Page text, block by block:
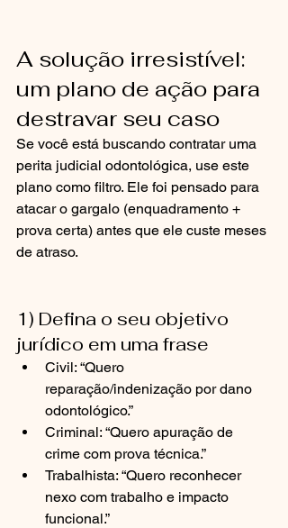
A solução irresistível:
um plano de ação para
destravar seu caso
Se você está buscando contratar uma
perita judicial odontológica, use este
plano como filtro. Ele foi pensado para
atacar o gargalo (enquadramento +
prova certa) antes que ele custe meses
de atraso.
1) Defina o seu objetivo
jurídico em uma frase
Civil: “Quero
reparação/indenização por dano
odontológico.”
Criminal: “Quero apuração de
crime com prova técnica.”
Trabalhista: “Quero reconhecer
nexo com trabalho e impacto
funcional.”